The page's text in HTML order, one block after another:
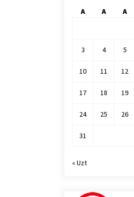
A A A
3 4 5
10 11 12
17 18 19
24 25 26
31
« Uzt